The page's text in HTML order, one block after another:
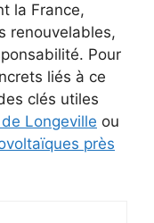
la France,
renouvelables,
Pour
liés à ce
clés utiles
Longeville ou
près